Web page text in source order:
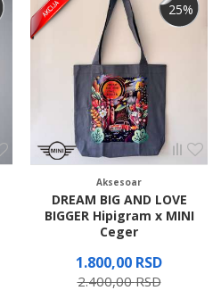
25%
Aksesoar
DREAM BIG AND LOVE
BIGGER Hipigram x MINI
Ceger
1.800,00 RSD
2.400,00RSD